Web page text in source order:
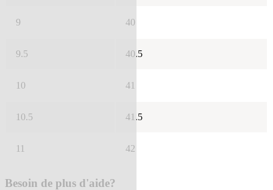
9 40
9.5 40.5
10 41
10.5 41.5
11 42
Besoin de plus d'aide?